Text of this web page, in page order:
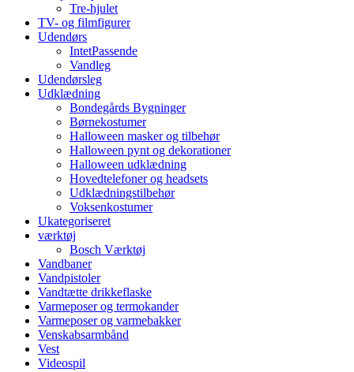
Tre-hjulet
TV- og filmfigurer
Udendørs
IntetPassende
Vandleg
Udendørsleg
Udklædning
Bondegårds Bygninger
Børnekostumer
Halloween masker og tilbehør
Halloween pynt og dekorationer
Halloween udklædning
Hovedtelefoner og headsets
Udklædningstilbehør
Voksenkostumer
Ukategoriseret
værktøj
Bosch Værktøj
Vandbaner
Vandpistoler
Vandtætte drikkeflaske
Varmeposer og termokander
Varmeposer og varmebakker
Venskabsarmbånd
Vest
Videospil